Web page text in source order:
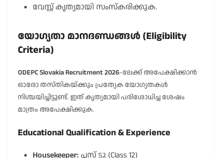
വേസ്റ്റ് കൃത്യമായി സംസ്കരിക്കുക.
യോഗ്യതാ മാനദണ്ഡങ്ങൾ (Eligibility
Criteria)
ODEPC Slovakia Recruitment 2026-ലേക്ക് അപേക്ഷിക്കാൻ
ഓരോ തസ്തികയ്ക്കും പ്രത്യേക യോഗ്യതകൾ
നിശ്ചയിച്ചിട്ടുണ്ട്. ഇത് കൃത്യമായി പരിശോധിച്ച ശേഷം
മാത്രം അപേക്ഷിക്കുക.
Educational Qualification & Experience
Housekeeper: പ്ലസ് ടു (Class 12)